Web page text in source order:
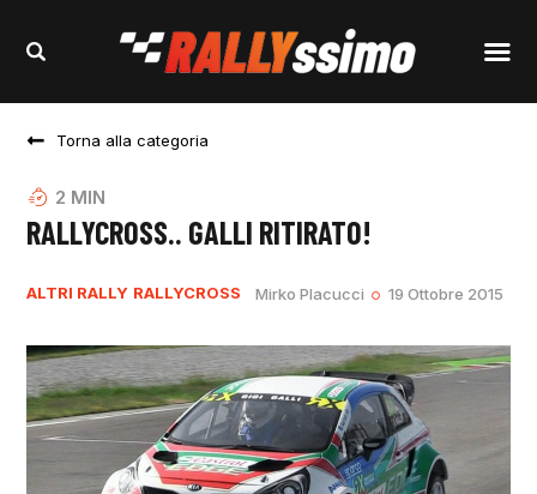
Torna alla categoria
2 MIN
RALLYCROSS.. GALLI RITIRATO!
ALTRI RALLY RALLYCROSS Mirko Placucci 19 Ottobre 2015